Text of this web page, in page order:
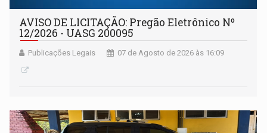
AVISO DE LICITAÇÃO: Pregão Eletrônico Nº
12/2026 - UASG 200095
Publicações Legais 07 de Agosto de 2026 às 16:09